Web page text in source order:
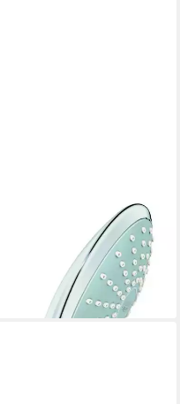
Handbrause Euphoria 110
Duo, Mit EcoJoy 9,5 l 2
Strahlarten - Chrom
lieferbar - in 2-3 Werktagen bei dir